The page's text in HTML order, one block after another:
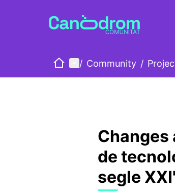
HomeMain menu
/ Community /
de
segle